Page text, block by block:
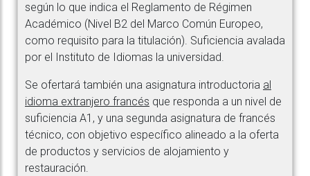
según lo que indica el Reglamento de Régimen
Académico (Nivel B2 del Marco Común Europeo,
como requisito para la titulación). Suficiencia avalada
por el Instituto de Idiomas la universidad.
Se ofertará también una asignatura introductoria al
idioma extranjero francés que responda a un nivel de
suficiencia A1, y una segunda asignatura de francés
técnico, con objetivo específico alineado a la oferta
de productos y servicios de alojamiento y
restauración.